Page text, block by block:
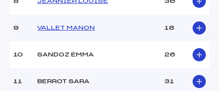
8 JEANNIER LOUISE 36
9 VALLET MANON 18
10 SANDOZ EMMA 26
11 BERROT SARA 31